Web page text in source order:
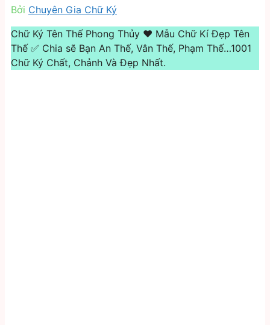
Bởi Chuyên Gia Chữ Ký
Chữ Ký Tên Thế Phong Thủy ❤️️ Mẫu Chữ Kí Đẹp Tên
Thế ✅ Chia sẽ Bạn An Thế, Vân Thế, Phạm Thế…1001
Chữ Ký Chất, Chảnh Và Đẹp Nhất.